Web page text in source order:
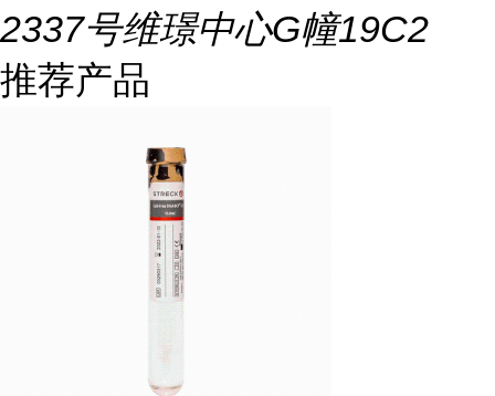
2337号维璟中心G幢19C2
推荐产品